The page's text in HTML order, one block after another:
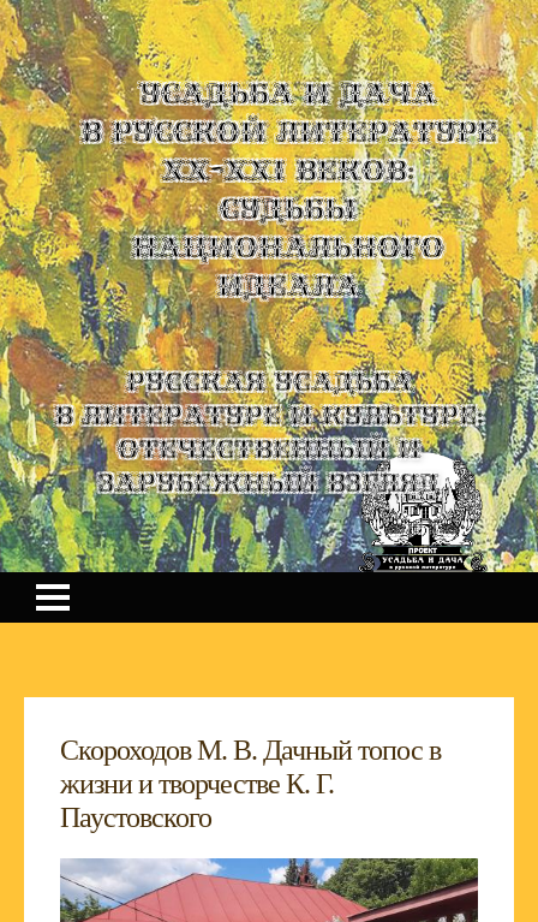
УСАДЬБА И ДАЧА
В РУССКОЙ ЛИТЕРАТУРЕ
XX-XXI ВЕКОВ:
СУДЬБЫ
НАЦИОНАЛЬНОГО
ИДЕАЛА
Русская усадьба
в литературе и культуре:
отечественный и
зарубежный взгляд
Скороходов М. В. Дачный топос в
жизни и творчестве К. Г.
Паустовского